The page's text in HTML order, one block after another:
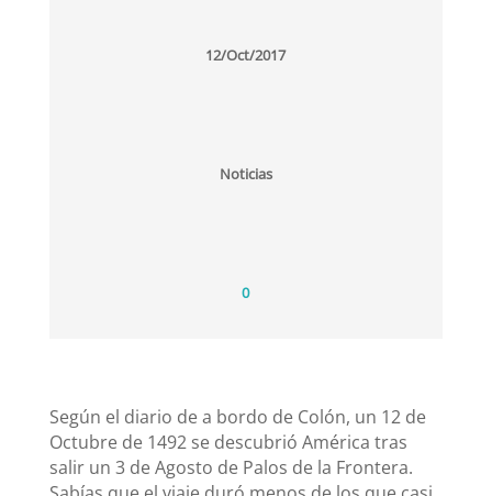
12/Oct/2017
Noticias
0
Según el diario de a bordo de Colón, un 12 de
Octubre de 1492 se descubrió América tras
salir un 3 de Agosto de Palos de la Frontera.